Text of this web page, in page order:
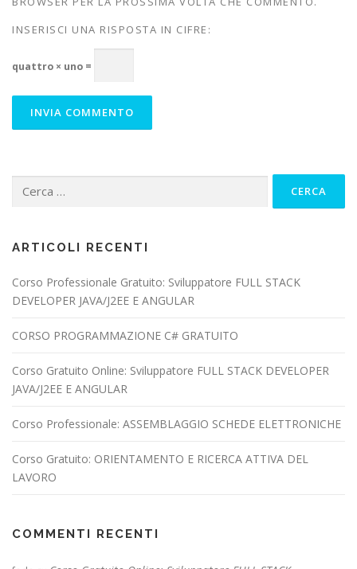
INSERISCI UNA RISPOSTA IN CIFRE:
quattro × uno =
per:
ARTICOLI RECENTI
Corso Professionale Gratuito: Sviluppatore FULL STACK
DEVELOPER JAVA/J2EE E ANGULAR
CORSO PROGRAMMAZIONE C# GRATUITO
Corso Gratuito Online: Sviluppatore FULL STACK DEVELOPER
JAVA/J2EE E ANGULAR
Corso Professionale: ASSEMBLAGGIO SCHEDE ELETTRONICHE
Corso Gratuito: ORIENTAMENTO E RICERCA ATTIVA DEL
LAVORO
COMMENTI RECENTI